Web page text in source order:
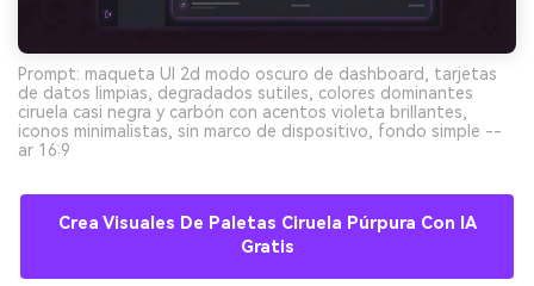
Prompt: maqueta UI 2d modo oscuro de dashboard, tarjetas
de datos limpias, degradados sutiles, colores dominantes
ciruela casi negra y carbón con acentos violeta brillantes,
iconos minimalistas, sin marco de dispositivo, fondo simple --
ar 16:9
Crea Visuales De Paletas Ciruela Púrpura Con IA
Gratis